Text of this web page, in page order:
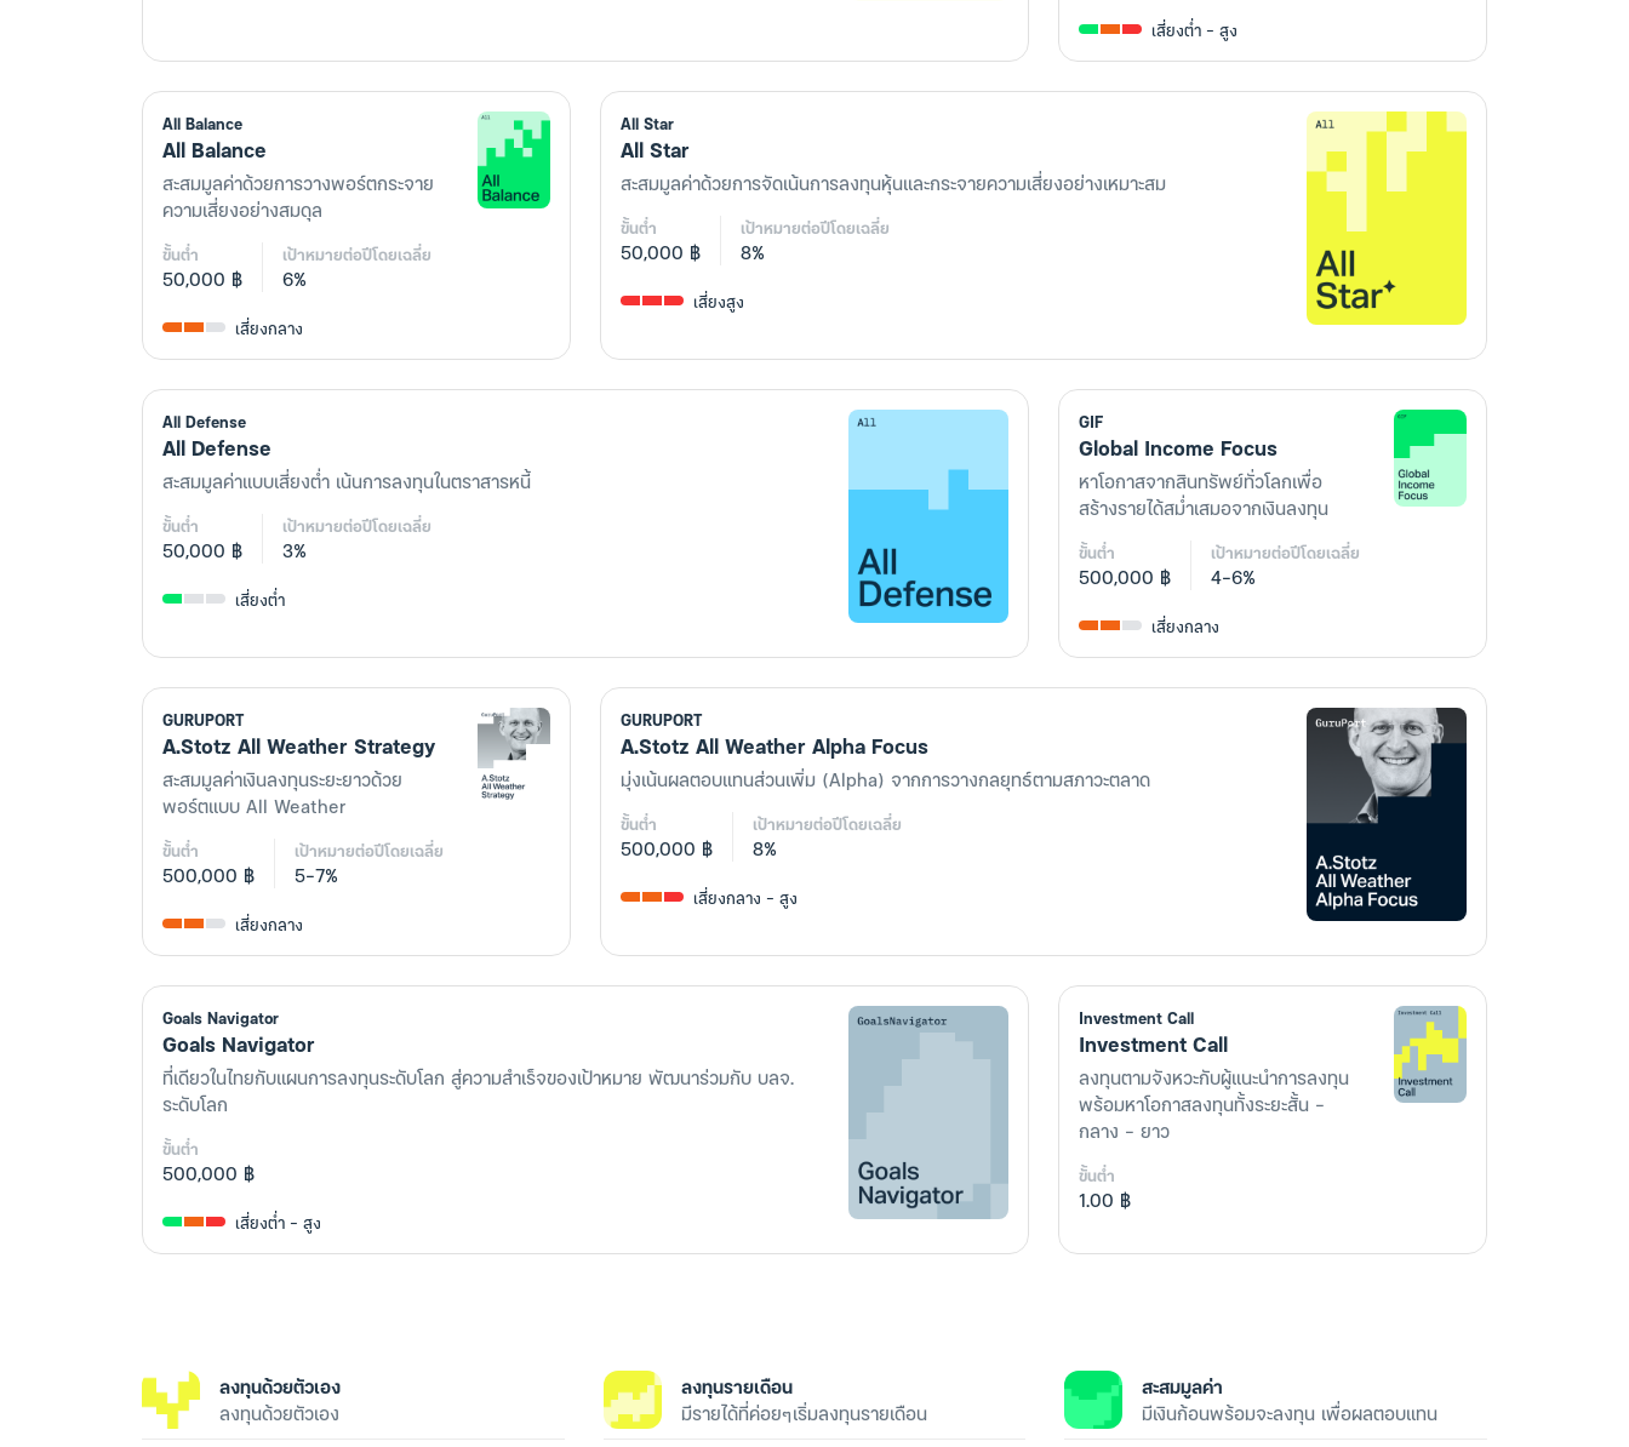
เสี่ยงต่ำ - สูง
All Balance
All Balance
สะสมมูลค่าด้วยการวางพอร์ตกระจาย
ความเสี่ยงอย่างสมดุล
ขั้นต่ำ
50,000 ฿
เป้าหมายต่อปีโดยเฉลี่ย
6%
เสี่ยงกลาง
All Star
All Star
สะสมมูลค่าด้วยการจัดเน้นการลงทุนหุ้นและกระจายความเสี่ยงอย่างเหมาะสม
ขั้นต่ำ
50,000 ฿
เป้าหมายต่อปีโดยเฉลี่ย
8%
เสี่ยงสูง
All Defense
All Defense
สะสมมูลค่าแบบเสี่ยงต่ำ เน้นการลงทุนในตราสารหนี้
ขั้นต่ำ
50,000 ฿
เป้าหมายต่อปีโดยเฉลี่ย
3%
เสี่ยงต่ำ
GIF
Global Income Focus
หาโอกาสจากสินทรัพย์ทั่วโลกเพื่อ
สร้างรายได้สม่ำเสมอจากเงินลงทุน
ขั้นต่ำ
500,000 ฿
เป้าหมายต่อปีโดยเฉลี่ย
4-6%
เสี่ยงกลาง
GURUPORT
A.Stotz All Weather Strategy
สะสมมูลค่าเงินลงทุนระยะยาวด้วย
พอร์ตแบบ All Weather
ขั้นต่ำ
500,000 ฿
เป้าหมายต่อปีโดยเฉลี่ย
5-7%
เสี่ยงกลาง
GURUPORT
A.Stotz All Weather Alpha Focus
มุ่งเน้นผลตอบแทนส่วนเพิ่ม (Alpha) จากการวางกลยุทธ์ตามสภาวะตลาด
ขั้นต่ำ
500,000 ฿
เป้าหมายต่อปีโดยเฉลี่ย
8%
เสี่ยงกลาง - สูง
Goals Navigator
Goals Navigator
ที่เดียวในไทยกับแผนการลงทุนระดับโลก สู่ความสําเร็จของเป้าหมาย พัฒนาร่วมกับ บลจ.
ระดับโลก
ขั้นต่ำ
500,000 ฿
เสี่ยงต่ำ - สูง
Investment Call
Investment Call
ลงทุนตามจังหวะกับผู้แนะนำการลงทุน
พร้อมหาโอกาสลงทุนทั้งระยะสั้น -
กลาง - ยาว
ขั้นต่ำ
1.00 ฿
ลงทุนด้วยตัวเอง
ลงทุนด้วยตัวเอง
ลงทุนรายเดือน
มีรายได้ที่ค่อยๆเริ่มลงทุนรายเดือน
สะสมมูลค่า
มีเงินก้อนพร้อมจะลงทุน เพื่อผลตอบแทน